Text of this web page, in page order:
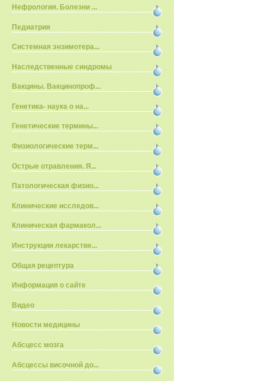
Нефрология. Болезни ...
Педиатрия
Системная энзимотера...
Наследственные синдромы
Вакцины. Вакцинопроф...
Генетика- наука о на...
Генетические термины...
Физиологические терм...
Острые отравления. Я...
Патологическая физио...
Клинические исследов...
Клиническая фармакол...
Инструкции лекарстве...
Общая рецептура
Информация о сайте
Видео
Новости медицины
Абсцесс мозга
Абсцессы височной до...